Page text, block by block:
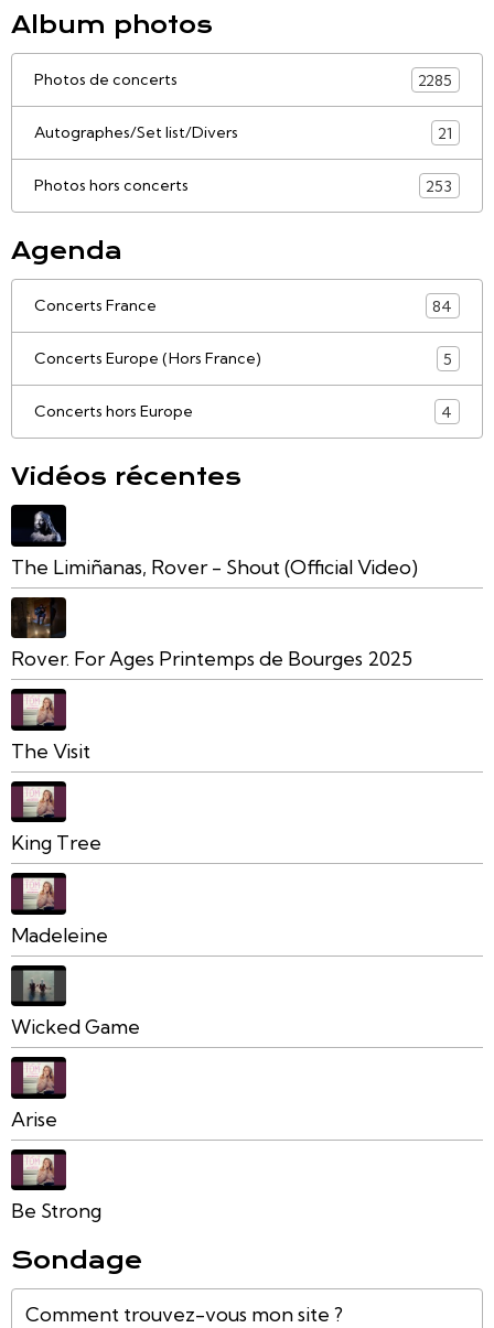
Album photos
Photos de concerts 2285
Autographes/Set list/Divers 21
Photos hors concerts 253
Agenda
Concerts France 84
Concerts Europe (Hors France) 5
Concerts hors Europe 4
Vidéos récentes
The Limiñanas, Rover - Shout (Official Video)
Rover. For Ages Printemps de Bourges 2025
The Visit
King Tree
Madeleine
Wicked Game
Arise
Be Strong
Sondage
Comment trouvez-vous mon site ?